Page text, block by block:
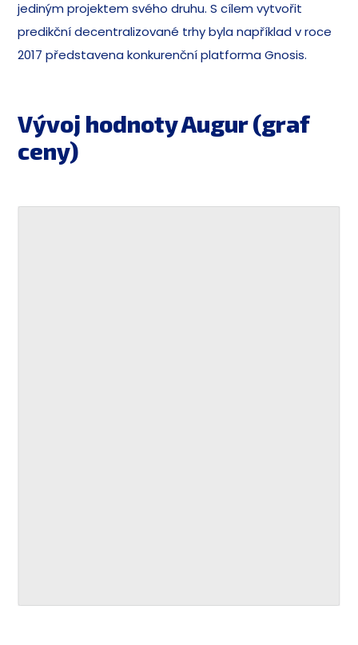
jediným projektem svého druhu. S cílem vytvořit
predikční decentralizované trhy byla například v roce
2017 představena konkurenční platforma Gnosis.
Vývoj hodnoty Augur (graf
ceny)